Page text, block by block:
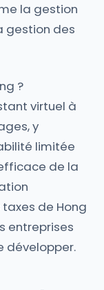
la gestion
gestion des
?
virtuel à
y
limitée
de la
de Hong
entreprises
développer.